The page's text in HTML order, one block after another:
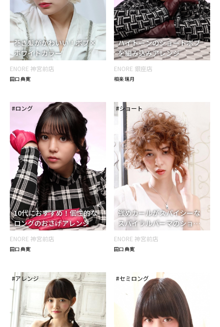
レッド・ピンク系
テイスト イメチェン ウルフ
エレガント・セクシー
おしゃれ
オフィス・コンサバ
かきあげバング
カジュアル
カジュアル・ストリート
きちんと感
くせ毛風
つやカラー
ティーンズ・ガーリー
トップふんわり
ナチュラル
パーティ
ハイライトカラー
ぱっつん前髪
ハンサムヘア
ビジネス・フォーマル
ひし形フォルム
フェミニン
フレンチガーリー
ふわミディ
ヘアアレンジ
ボーイッシュ・アクティブ
ほつれウェーブ
モテ・愛され
ラウンド前髪
ルーズ
ルーズパーマ
ロングカール
ワイルド・スポーツ
ワンカール
上品
二次会
似合わせカット 個性的
前下がり
厚めバング 外ハネ
大人ヘア
新入社員
暗めカラー 無造作
耳かけ
軽め前髪 透明感 韓国ヘア
毛量 ふつう やや少ない
多い
少ない
巻き髪がかわいい！ボブ×
ホワイトカラー
ENORE 神宮前店
田口 典寛
ハイトーンのショートボブ
を編み込みアレンジ
ENORE 銀座店
相楽 瑞月
#ロング
10代におすすめ！個性的な
ロングのおさげアレンジ
ENORE 神宮前店
田口 典寛
#ショート
強めカールがスパイシーな
スパイラルパーマのショー
トヘア
ENORE 神宮前店
田口 典寛
#アレンジ #セミロング